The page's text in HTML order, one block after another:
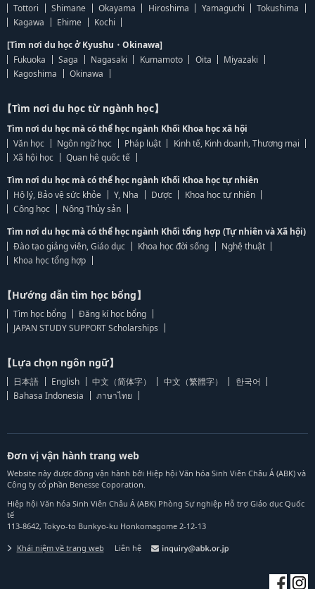
Tottori
Shimane Okayama Hiroshima Yamaguchi
Tokushima
Kagawa
Ehime
Kochi
[Tìm nơi du học ở Kyushu・Okinawa]
Fukuoka
Saga Nagasaki Kumamoto Oita
Miyazaki
Kagoshima
Okinawa
【Tìm nơi du học từ ngành học】
Tìm nơi du học mà có thể học ngành Khối Khoa học xã hội
Văn học
Ngôn ngữ học Pháp luật
Kinh tế, Kinh doanh, Thương mại
Xã hội học
Quan hệ quốc tế
Tìm nơi du học mà có thể học ngành Khối Khoa học tự nhiên
Hộ lý, Bảo vệ sức khỏe
Y, Nha Dược
Khoa học tự nhiên
Công học
Nông Thủy sản
Tìm nơi du học mà có thể học ngành Khối tổng hợp (Tự nhiên và Xã hội)
Đào tạo giảng viên, Giáo dục
Khoa học đời sống
Nghệ thuật
Khoa học tổng hợp
【Hướng dẫn tìm học bổng】
Tìm học bổng
Đăng kí học bổng
JAPAN STUDY SUPPORT Scholarships
【Lựa chọn ngôn ngữ】
日本語 English 中文（简体字） 中文（繁體字）
한국어
Bahasa Indonesia
ภาษาไทย
Đơn vị vận hành trang web
Website này được đồng vận hành bởi Hiệp hội Văn hóa Sinh Viên Châu Á (ABK) và
Công ty cổ phần Benesse Coporation.
Hiệp hội Văn hóa Sinh Viên Châu Á (ABK) Phòng Sự nghiệp Hỗ trợ Giáo dục Quốc
tế
113-8642, Tokyo-to Bunkyo-ku Honkomagome 2-12-13
Khái niệm về trang web Liên hệ